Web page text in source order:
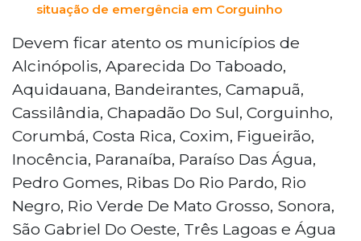
situação de emergência em Corguinho
Devem ficar atento os municípios de
Alcinópolis, Aparecida Do Taboado,
Aquidauana, Bandeirantes, Camapuã,
Cassilândia, Chapadão Do Sul, Corguinho,
Corumbá, Costa Rica, Coxim, Figueirão,
Inocência, Paranaíba, Paraíso Das Água,
Pedro Gomes, Ribas Do Rio Pardo, Rio
Negro, Rio Verde De Mato Grosso, Sonora,
São Gabriel Do Oeste, Três Lagoas e Água